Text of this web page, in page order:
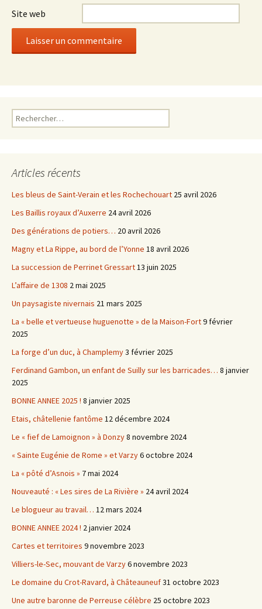
Site web
Rechercher :
Articles récents
Les bleus de Saint-Verain et les Rochechouart 25 avril 2026
Les Baillis royaux d’Auxerre 24 avril 2026
Des générations de potiers… 20 avril 2026
Magny et La Rippe, au bord de l’Yonne 18 avril 2026
La succession de Perrinet Gressart13 juin 2025
L’affaire de 1308 2 mai 2025
Un paysagiste nivernais 21 mars 2025
La « belle et vertueuse huguenotte » de la Maison-Fort9 février
2025
La forge d’un duc, à Champlemy3 février 2025
Ferdinand Gambon, un enfant de Suilly sur les barricades… 8 janvier
2025
BONNE ANNEE 2025 ! 8 janvier 2025
Etais, châtellenie fantôme 12 décembre 2024
Le « fief de Lamoignon » à Donzy8 novembre 2024
« Sainte Eugénie de Rome » et Varzy6 octobre 2024
La « pôté d’Asnois » 7 mai 2024
Nouveauté : « Les sires de La Rivière » 24 avril 2024
Le blogueur au travail… 12 mars 2024
BONNE ANNEE 2024 ! 2 janvier 2024
Cartes et territoires 9 novembre 2023
Villiers-le-Sec, mouvant de Varzy6 novembre 2023
Le domaine du Crot-Ravard, à Châteauneuf31 octobre 2023
Une autre baronne de Perreuse célèbre 25 octobre 2023